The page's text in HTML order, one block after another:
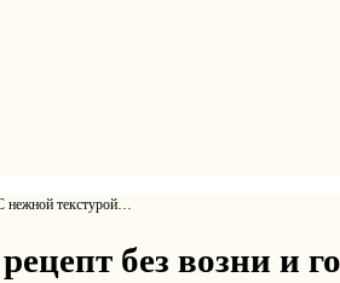
нежной текстурой…
без возни и